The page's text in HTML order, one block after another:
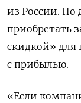
из России. По
приобретать
скидкой» для
с прибылью.
«Если